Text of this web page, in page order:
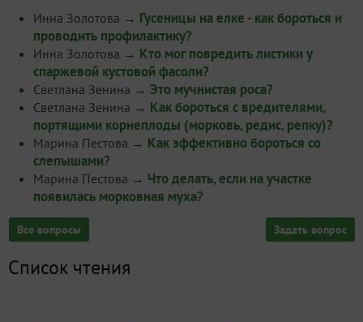
Инна Золотова → Гусеницы на елке - как бороться и
проводить профилактику?
Инна Золотова → Кто мог повредить листики у
спаржевой кустовой фасоли?
Светлана Зенина → Это мучнистая роса?
Светлана Зенина → Как бороться с вредителями,
портящими корнеплоды (морковь, редис, репку)?
Марина Пестова → Как эффективно бороться со
слепышами?
Марина Пестова → Что делать, если на участке
появилась морковная муха?
Все вопросы Задать вопрос
Список чтения